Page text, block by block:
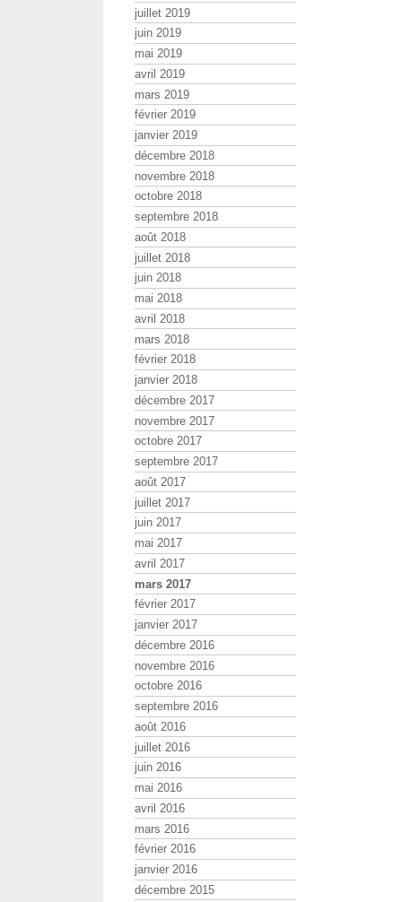
juillet 2019
juin 2019
mai 2019
avril 2019
mars 2019
février 2019
janvier 2019
décembre 2018
novembre 2018
octobre 2018
septembre 2018
août 2018
juillet 2018
juin 2018
mai 2018
avril 2018
mars 2018
février 2018
janvier 2018
décembre 2017
novembre 2017
octobre 2017
septembre 2017
août 2017
juillet 2017
juin 2017
mai 2017
avril 2017
mars 2017
février 2017
janvier 2017
décembre 2016
novembre 2016
octobre 2016
septembre 2016
août 2016
juillet 2016
juin 2016
mai 2016
avril 2016
mars 2016
février 2016
janvier 2016
décembre 2015